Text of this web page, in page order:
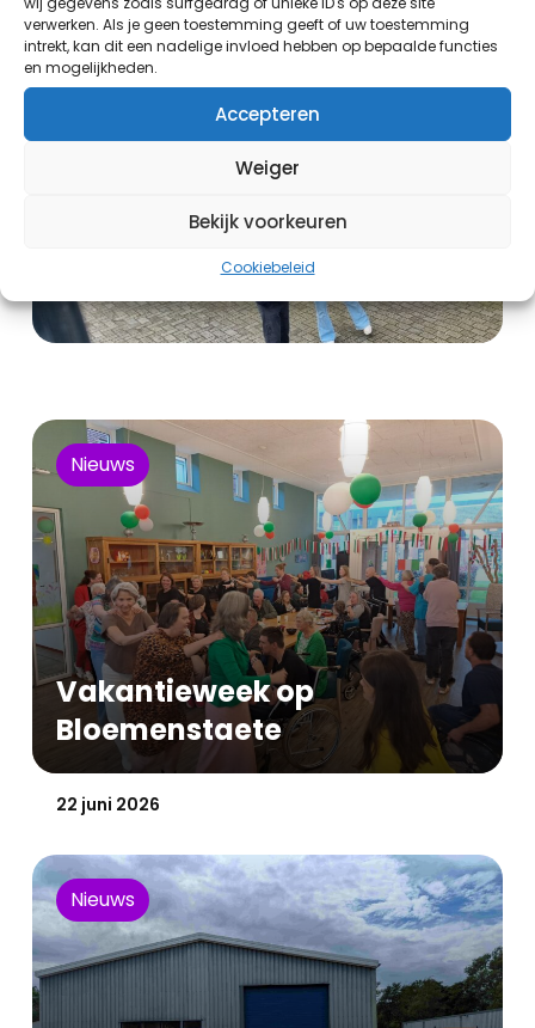
verwerken. Als je geen toestemming geeft of uw toestemming
intrekt, kan dit een nadelige invloed hebben op bepaalde functies
en mogelijkheden.
Accepteren
Weiger
Bekijk voorkeuren
Cookiebeleid
Nieuws
Vakantieweek op
Bloemenstaete
Gepubliceerd op:
22 juni 2026
Nieuws